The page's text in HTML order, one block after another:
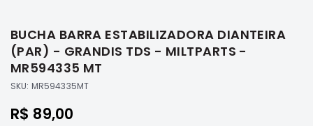
Transmissão
Elétrica
o
início
da
de
imagens
BUCHA BARRA ESTABILIZADORA DIANTEIRA
(PAR) - GRANDIS TDS - MILTPARTS -
MR594335 MT
SKU: MR594335MT
R$ 89,00